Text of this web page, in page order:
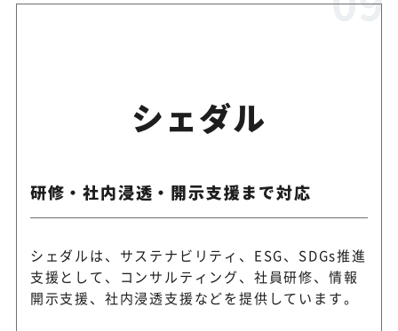
シェダル
研修・社内浸透・開示支援まで対応
シェダルは、サステナビリティ、ESG、SDGs推進
支援として、コンサルティング、社員研修、情報
開示支援、社内浸透支援などを提供しています。